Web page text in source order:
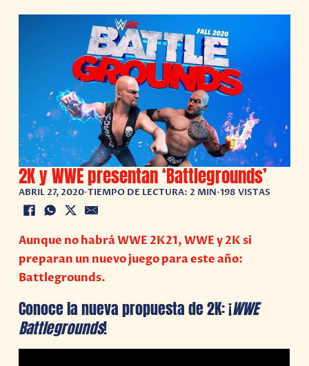
2K y WWE presentan ‘Battlegrounds’
ABRIL 27, 2020•TIEMPO DE LECTURA: 2 MIN•198 VISTAS
Aunque no habrá WWE 2K21, WWE y 2K si
preparan un nuevo juego para este año:
Battlegrounds.
Conoce la nueva propuesta de 2K: ¡WWE
Battlegrounds!